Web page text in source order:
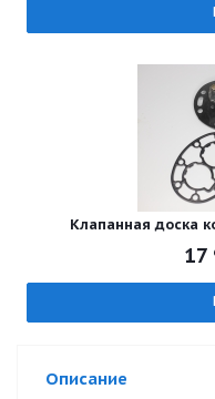
Клапанная доска
17
Описание